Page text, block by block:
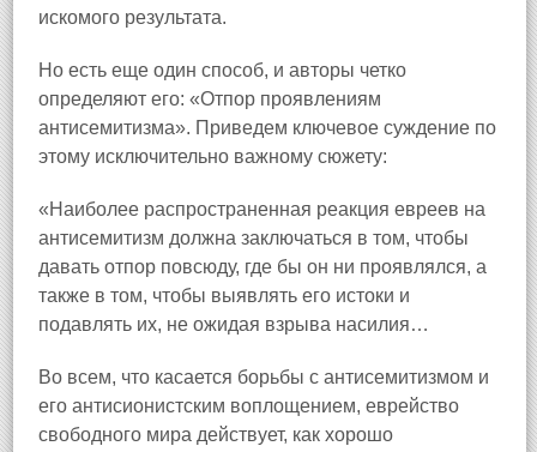
искомого результата.
Но есть еще один способ, и авторы четко
определяют его: «Отпор проявлениям
антисемитизма». Приведем ключевое суждение по
этому исключительно важному сюжету:
«Наиболее распространенная реакция евреев на
антисемитизм должна заключаться в том, чтобы
давать отпор повсюду, где бы он ни проявлялся, а
также в том, чтобы выявлять его истоки и
подавлять их, не ожидая взрыва насилия…
Во всем, что касается борьбы с антисемитизмом и
его антисионистским воплощением, еврейство
свободного мира действует, как хорошо